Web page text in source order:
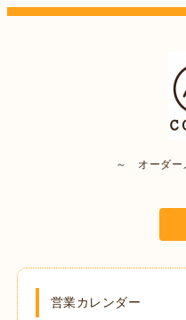
～ オーダ
営業カレンダー